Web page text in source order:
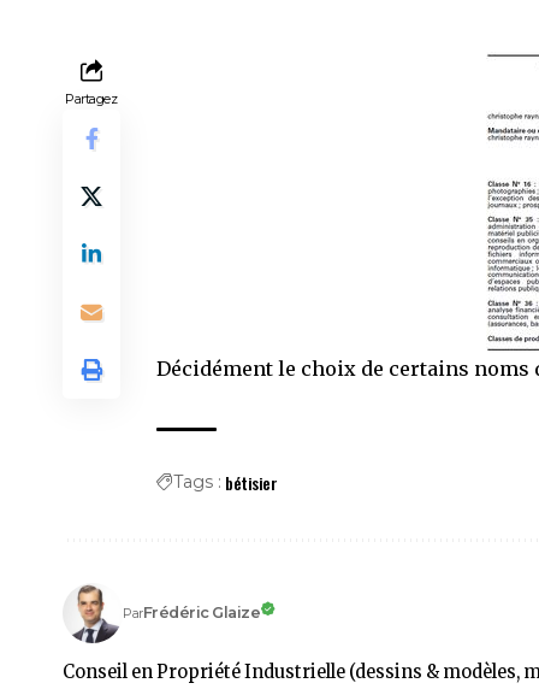
Partagez
Décidément le choix de certains noms
Tags : bétisier
ParFrédéric Glaize
Conseil en Propriété Industrielle (dessins & modèles,